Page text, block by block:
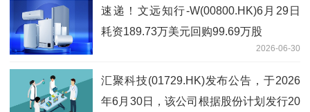
速递！文远知行-W(00800.HK)6月29日
耗资189.73万美元回购99.69万股
2026-06-30
汇聚科技(01729.HK)发布公告，于2026
年6月30日，该公司根据股份计划发行20